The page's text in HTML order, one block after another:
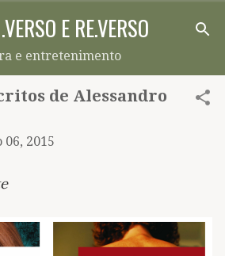
o conteúdo principal
E RE.VERSO
e entretenimento
de Alessandro
2015